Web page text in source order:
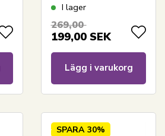
I lager
269,00
199,00 SEK
Lägg i varukorg
SPARA 30%